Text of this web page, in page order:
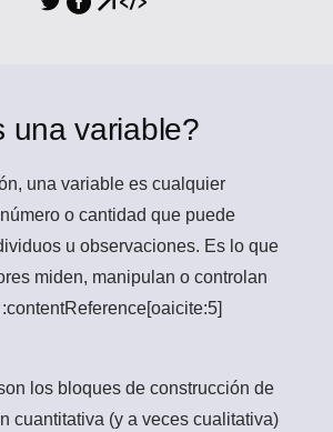
una variable?
una variable es cualquier
o cantidad que puede
u observaciones. Es lo que
miden, manipulan o controlan
los bloques de construcción de
cuantitativa (y a veces cualitativa)